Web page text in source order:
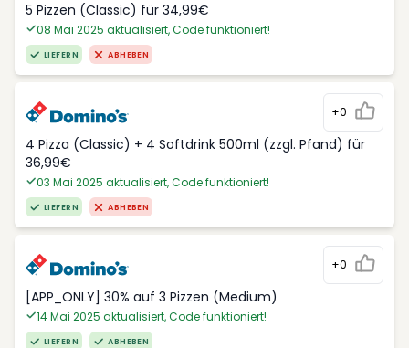
5 Pizzen (Classic) für 34,99€
08 Mai 2025 aktualisiert, Code funktioniert!
LIEFERN ABHEBEN
+0
4 Pizza (Classic) + 4 Softdrink 500ml (zzgl. Pfand) für
36,99€
03 Mai 2025 aktualisiert, Code funktioniert!
LIEFERN ABHEBEN
+0
[APP_ONLY] 30% auf 3 Pizzen (Medium)
14 Mai 2025 aktualisiert, Code funktioniert!
LIEFERN ABHEBEN